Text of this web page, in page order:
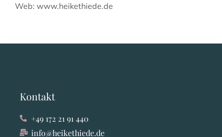
Web: www.heikethiede.de
Kontakt
+49 172 21 91 440
info@heikethiede.de